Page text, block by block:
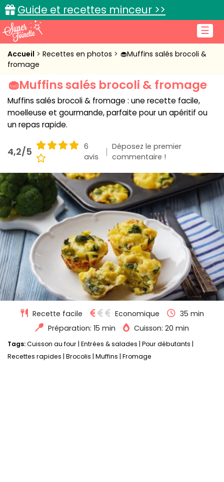
☰
Guide et recettes minceur >>
Accueil
Cuisine pratique
L'actu cuisine
Accueil Recettes en photos
🧁Muffins salés brocoli &
fromage
🧁Muffins salés brocoli & fromage
Muffins salés brocoli & fromage : une recette facile,
moelleuse et gourmande, parfaite pour un apéritif ou
un repas rapide.
4,2/5
6
avis
Déposez le premier
commentaire !
Recette facile Economique
35 min
Préparation: 15 min
Cuisson: 20 min
Tags:Cuisson au four Entrées & salades Pour débutants
Recettes rapides Brocolis Muffins Fromage